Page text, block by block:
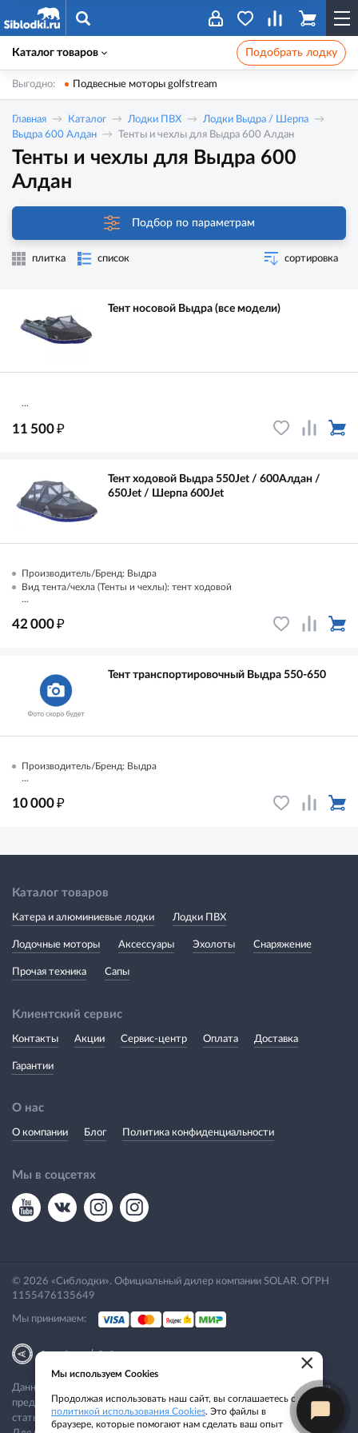
Каталог товаров Подобрать лодку
Выгодно: Подвесные моторы golfstream
Главная Каталог Лодки ПВХ
Лодки Выдра / Шерпа
Выдра 600 Алдан
Тенты и чехлы для Выдра 600 Алдан
Тенты и чехлы для Выдра 600
Алдан
Подбор по параметрам
плитка список сортировка
Тент носовой Выдра (все модели)
...
11 500₽
Тент ходовой Выдра 550Jet / 600Алдан /
650Jet / Шерпа 600Jet
Производитель/Бренд: Выдра
Вид тента/чехла (Тенты и чехлы): тент ходовой
...
42 000₽
Тент транспортировочный Выдра 550-650
Производитель/Бренд: Выдра
...
10 000₽
Каталог товаров
Катера и алюминиевые лодки Лодки ПВХ
Лодочные моторы Аксессуары Эхолоты Снаряжение
Прочая техника Сапы
Клиентский сервис
Контакты Акции Сервис-центр Оплата Доставка
Гарантии
О нас
О компании Блог Политика конфиденциальности
Мы в соцсетях
© 2026 «Сиблодки». Официальный дилер компании SOLAR. ОГРН
1155476135649
Мы принимаем:
Разработка|Веб-аналитика
Данный сайт носит исключительно информационный характер. Все
представленные предложения не являются офертой, определяемой
статьей 437 ГК РФ.
×
Мы используем Cookies
Продолжая использовать наш сайт, вы соглашаетесь с
политикой использования Cookies. Это файлы в
браузере, которые помогают нам сделать ваш опыт